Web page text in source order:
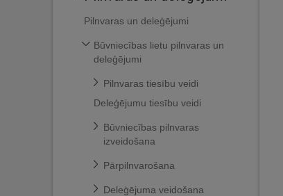
Pilnvaras un deleģējumi
Būvniecības lietu pilnvaras un
deleģējumi
Pilnvaras tiesību veidi
Deleģējumu tiesību veidi
Būvniecības pilnvaras
izveidošana
Pārpilnvarošana
Deleģējuma veidošana